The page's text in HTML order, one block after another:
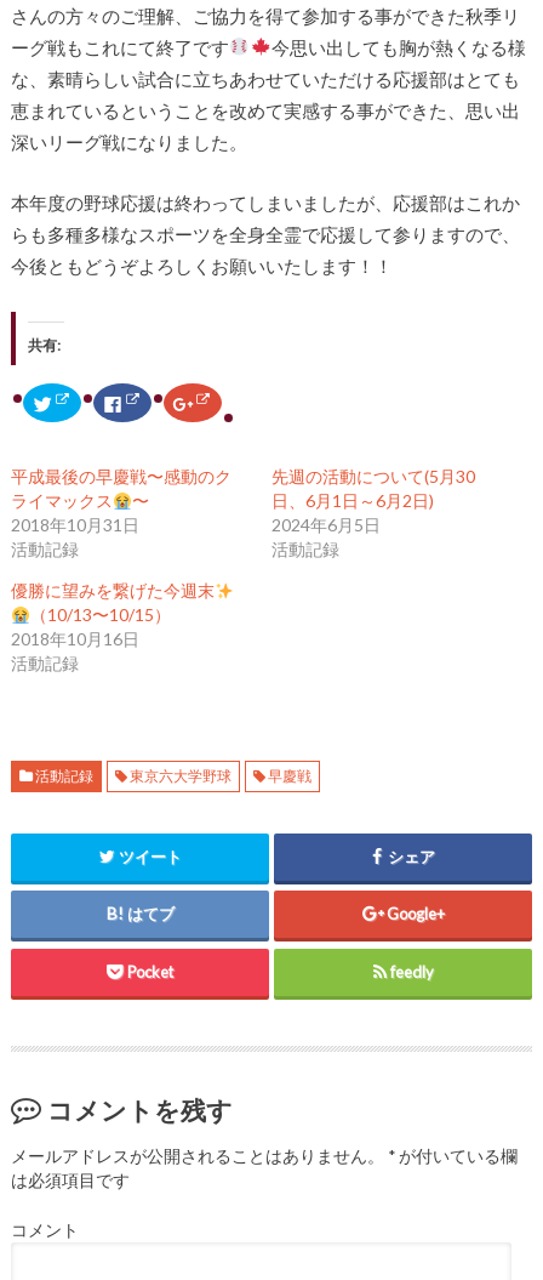
さんの方々のご理解、ご協力を得て参加する事ができた秋季リ
ーグ戦もこれにて終了です
今思い出しても胸が熱くなる様
な、素晴らしい試合に立ちあわせていただける応援部はとても
恵まれているということを改めて実感する事ができた、思い出
深いリーグ戦になりました。
本年度の野球応援は終わってしまいましたが、応援部はこれか
らも多種多様なスポーツを全身全霊で応援して参りますので、
今後ともどうぞよろしくお願いいたします！！
共有:
ク
ッ
て
T
w
i
t
t
e
で
共
有
(
新
し
い
で
開
き
)
F
c
o
o
k
で
共
に
は
ク
リ
ッ
(
新
し
ィ
ン
ド
ウ
で
開
き
ま
す
)
ク
ッ
て
G
で
共
で
開
き
)
平成最後の早慶戦〜感動のク
ライマックス
〜
2018年10月31日
活動記録
先週の活動について(5月30
日、6月1日～6月2日)
2024年6月5日
活動記録
優勝に望みを繋げた今週末
（10/13〜10/15）
2018年10月16日
活動記録
活動記録 東京六大学野球 早慶戦
ツイート シェア
はてブ Google+
Pocket feedly
コメントを残す
メールアドレスが公開されることはありません。 *が付いている欄
は必須項目です
コメント